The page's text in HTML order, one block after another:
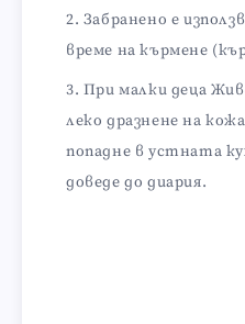
Забранено е
време на кърмене
При малки деца
леко дразнене на
попадне в устната
доведе до диария.